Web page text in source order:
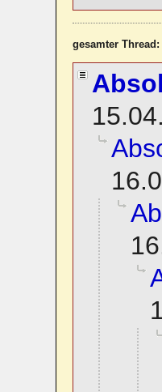
gesamter Thread: